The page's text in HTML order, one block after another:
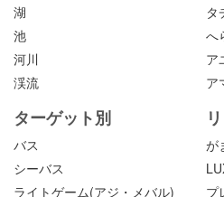
湖
池
河川
渓流
タ
へ
ア
ア
ターゲット別
バス
シーバス
ライトゲーム(アジ・メバル)
が
プ